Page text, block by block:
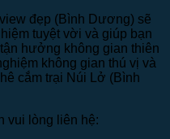
đẹp (Bình Dương) sẽ
tuyệt vời và giúp bạn
hưởng không gian thiên
không gian thú vị và
cắm trại Núi Lở (Bình
vui lòng liên hệ: